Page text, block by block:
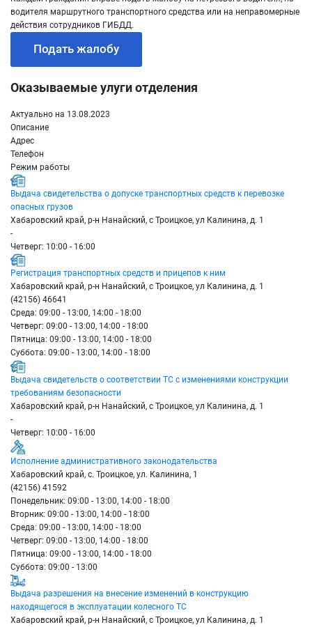
водителя маршрутного транспортного средства или на неправомерные
действия сотрудников ГИБДД.
Подать жалобу
Оказываемые улуги отделения
Актуально на 13.08.2023
Описание
Адрес
Телефон
Режим работы
Выдача свидетельства о допуске транспортных средств к перевозке
опасных грузов
Хабаровский край, р-н Нанайский, с Троицкое, ул Калинина, д. 1
-
Четверг: 10:00 - 16:00
Регистрация транспортных средств и прицепов к ним
Хабаровский край, р-н Нанайский, с Троицкое, ул Калинина, д. 1
(42156) 46641
Среда: 09:00 - 13:00, 14:00 - 18:00
Четверг: 09:00 - 13:00, 14:00 - 18:00
Пятница: 09:00 - 13:00, 14:00 - 18:00
Суббота: 09:00 - 13:00, 14:00 - 18:00
Выдача свидетельств о соответствии ТС с изменениями конструкции
требованиям безопасности
Хабаровский край, р-н Нанайский, с Троицкое, ул Калинина, д. 1
-
Четверг: 10:00 - 16:00
Исполнение административного законодательства
Хабаровский край, с. Троицкое, ул. Калинина, 1
(42156) 41592
Понедельник: 09:00 - 13:00, 14:00 - 18:00
Вторник: 09:00 - 13:00, 14:00 - 18:00
Среда: 09:00 - 13:00, 14:00 - 18:00
Четверг: 09:00 - 13:00, 14:00 - 18:00
Пятница: 09:00 - 13:00, 14:00 - 18:00
Суббота: 09:00 - 13:00
Выдача разрешения на внесение изменений в конструкцию
находящегося в эксплуатации колесного ТС
Хабаровский край, р-н Нанайский, с Троицкое, ул Калинина, д. 1